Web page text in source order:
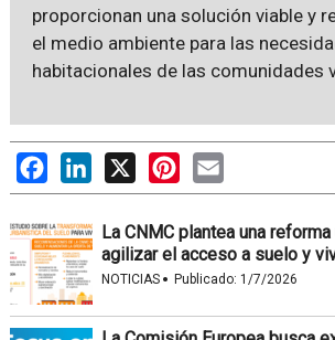
proporcionan una solución viable y
el medio ambiente para las
habitacionales de las comunidades
FacebookLinkedIn
X PinterestEmail
La CNMC plantea una
agilizar el acceso a suelo y
NOTICIAS · Publicado: 1/7/2026